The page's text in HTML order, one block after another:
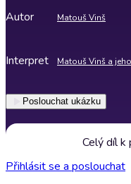
Autor Matouš Vinš
Interpret Matouš Vinš a
Poslouchat ukázku
Celý díl k
Přihlásit se a poslouchat